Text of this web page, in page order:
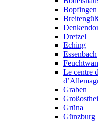
Bopfingen
Dretzel
Eching
Essenbach
Le centre
Graben
Grüna
Günzburg